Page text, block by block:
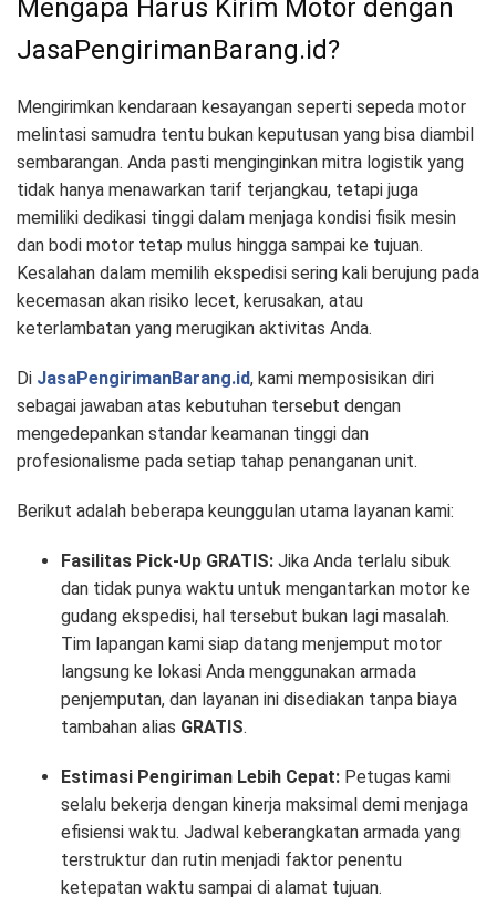
Mengapa Harus Kirim Motor dengan
JasaPengirimanBarang.id?
Mengirimkan kendaraan kesayangan seperti sepeda motor
melintasi samudra tentu bukan keputusan yang bisa diambil
sembarangan. Anda pasti menginginkan mitra logistik yang
tidak hanya menawarkan tarif terjangkau, tetapi juga
memiliki dedikasi tinggi dalam menjaga kondisi fisik mesin
dan bodi motor tetap mulus hingga sampai ke tujuan.
Kesalahan dalam memilih ekspedisi sering kali berujung pada
kecemasan akan risiko lecet, kerusakan, atau
keterlambatan yang merugikan aktivitas Anda.
Di JasaPengirimanBarang.id, kami memposisikan diri
sebagai jawaban atas kebutuhan tersebut dengan
mengedepankan standar keamanan tinggi dan
profesionalisme pada setiap tahap penanganan unit.
Berikut adalah beberapa keunggulan utama layanan kami:
Fasilitas Pick-Up GRATIS: Jika Anda terlalu sibuk
dan tidak punya waktu untuk mengantarkan motor ke
gudang ekspedisi, hal tersebut bukan lagi masalah.
Tim lapangan kami siap datang menjemput motor
langsung ke lokasi Anda menggunakan armada
penjemputan, dan layanan ini disediakan tanpa biaya
tambahan alias GRATIS.
Estimasi Pengiriman Lebih Cepat: Petugas kami
selalu bekerja dengan kinerja maksimal demi menjaga
efisiensi waktu. Jadwal keberangkatan armada yang
terstruktur dan rutin menjadi faktor penentu
ketepatan waktu sampai di alamat tujuan.